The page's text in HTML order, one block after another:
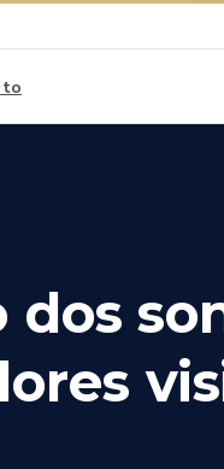
dos